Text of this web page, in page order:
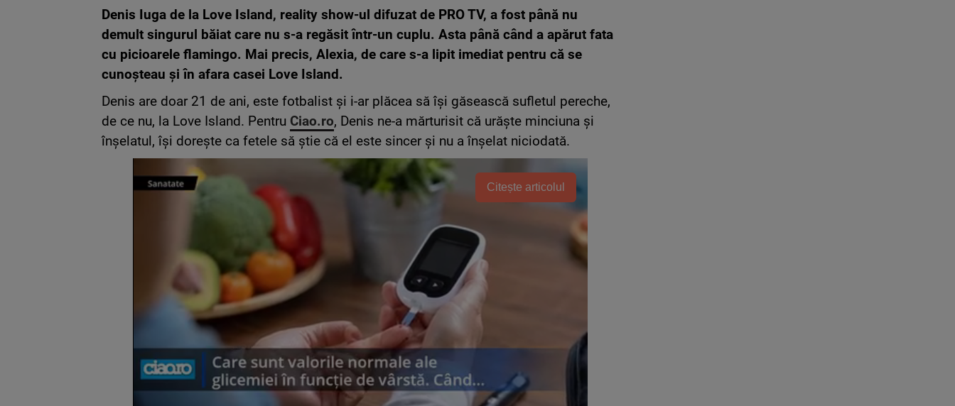
Denis Iuga de la Love Island, reality show-ul difuzat de PRO TV, a fost până nu
demult singurul băiat care nu s-a regăsit într-un cuplu. Asta până când a apărut fata
cu picioarele flamingo. Mai precis, Alexia, de care s-a lipit imediat pentru că se
cunoșteau și în afara casei Love Island.
Denis are doar 21 de ani, este fotbalist și i-ar plăcea să își găsească sufletul pereche,
de ce nu, la Love Island. Pentru Ciao.ro, Denis ne-a mărturisit că urăște minciuna și
înșelatul, își dorește ca fetele să știe că el este sincer și nu a înșelat niciodată.
Citește articolul